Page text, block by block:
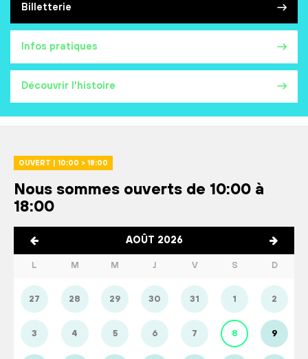
Billetterie
Infos pratiques
Découvrir l'histoire
OUVERT | 10:00 > 18:00
Nous sommes ouverts de 10:00 à
18:00
AOÛT 2026
L M M J V S D
27 28 29 30 31 1 2
3 4 5 6 7 8 9